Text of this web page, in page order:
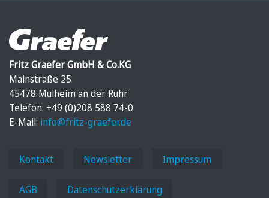
Fritz Graefer GmbH & Co.KG
Mainstraße 25
45478 Mülheim an der Ruhr
Telefon: +49 (0)208 588 74-0
E-Mail: info@fritz-graefer.de
Kontakt Newsletter Impressum
AGB Datenschutzerklärung